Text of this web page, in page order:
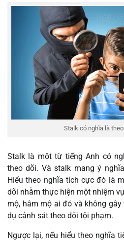
Stalk có nghĩa là
Stalk là một từ tiếng Anh có
theo dõi. Và stalk mang ý
Hiểu theo nghĩa tích cực đó là
dõi nhằm thực hiện một nhiệm
mộ, hâm mộ ai đó và không
dụ cảnh sát theo dõi tội phạm.
Ngược lại, nếu hiểu theo nghĩa